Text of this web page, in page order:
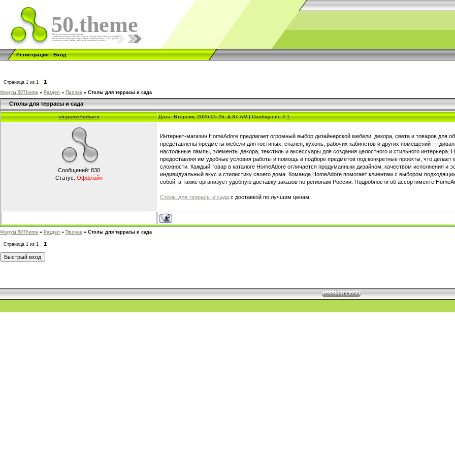
50.theme
Регистрация|Вход
Страница 1 из 1 1
Форум 50Theme » Раздел » Прочее » Столы для террасы и сада
Столы для террасы и сада
stepanvelichaev Дата: Вторник, 2026-05-26, 4:37 AM | Сообщение #1
Сообщений: 830
Статус: Оффлайн
Интернет-магазин HomeAdore предлагает огромный выбор дизайнерской мебели, декора, света и товаров для
представлены предметы мебели для гостиных, спален, кухонь, рабочих кабинетов и других помещений —
настольные лампы, элементы декора, текстиль и аксессуары для создания целостного и стильного
предоставляя им удобные условия работы и помощь в подборе предметов под конкретные проекты, что
сложности. Каждый товар в каталоге HomeAdore отличается продуманным дизайном, качеством исполнения и
индивидуальный вкус и стилистику своего дома. Команда HomeAdore помогает клиентам с выбором
собой, а также организует удобную доставку заказов по регионам России. Подробности об ассортименте
Столы для террасы и сада с доставкой по лучшим ценам.
Форум 50Theme » Раздел » Прочее » Столы для террасы и сада
Страница 1 из 1
1